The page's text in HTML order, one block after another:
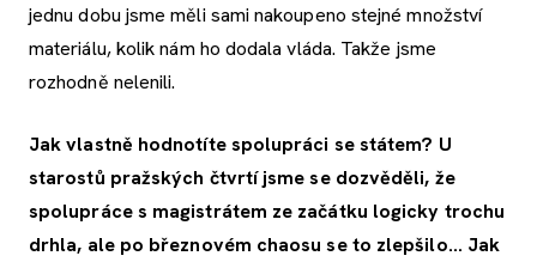
jednu dobu jsme měli sami nakoupeno stejné množství
materiálu, kolik nám ho dodala vláda. Takže jsme
rozhodně nelenili.
Jak vlastně hodnotíte spolupráci se státem? U
starostů pražských čtvrtí jsme se dozvěděli, že
spolupráce s magistrátem ze začátku logicky trochu
drhla, ale po březnovém chaosu se to zlepšilo... Jak